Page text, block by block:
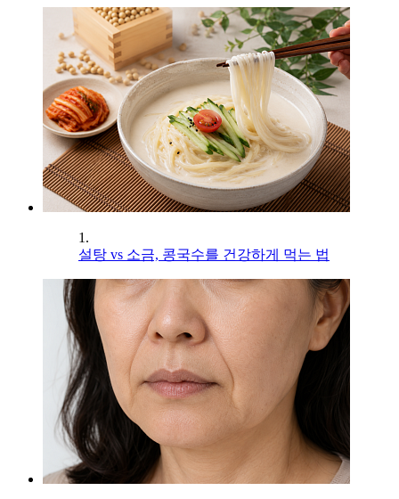
1.
설탕 vs 소금, 콩국수를 건강하게 먹는 법